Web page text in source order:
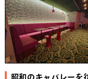
昭和のキャバレーを